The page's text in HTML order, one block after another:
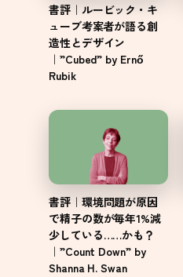
書評｜ルービック・キ
ューブ考案者が語る創
造性とデザイン
｜”Cubed” by Ernő
Rubik
書評｜環境問題が原因
で精子の数が毎年1%減
少している……かも？
｜”Count Down” by
Shanna H. Swan